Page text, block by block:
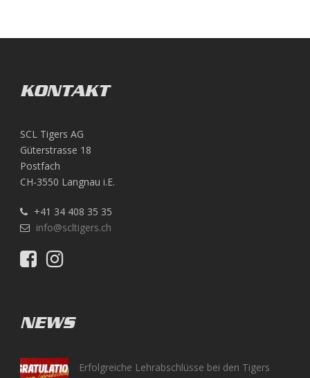
KONTAKT
SCL Tigers AG
Güterstrasse 18
Postfach
CH-3550 Langnau i.E.
+41 34 408 35 35
info@scltigers.ch
NEWS
Erfolgreiche Lehrabschlüsse bei den Tigers